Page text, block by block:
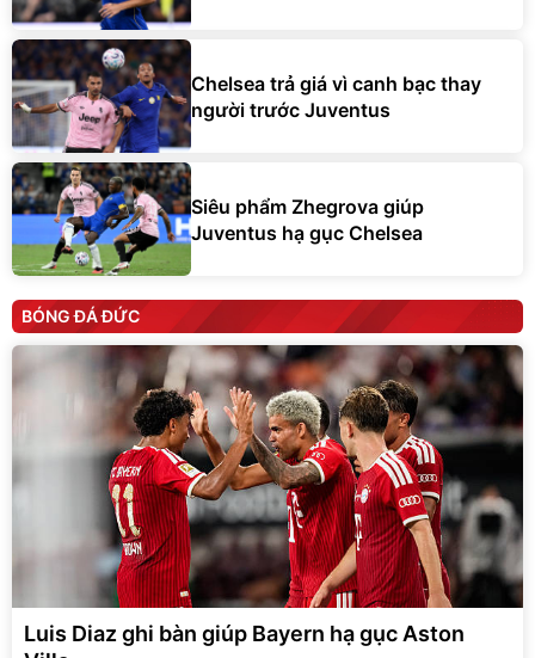
Chelsea trả giá vì canh bạc thay
người trước Juventus
Siêu phẩm Zhegrova giúp
Juventus hạ gục Chelsea
BÓNG ĐÁ ĐỨC
Luis Diaz ghi bàn giúp Bayern hạ gục Aston